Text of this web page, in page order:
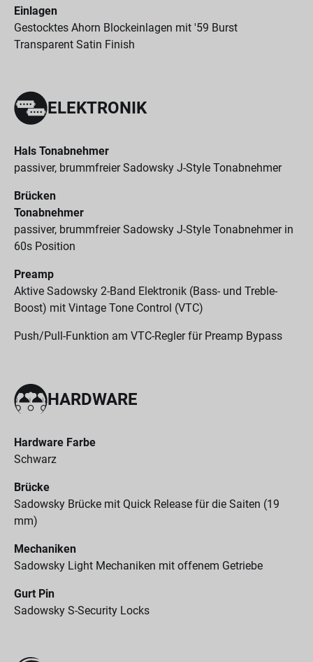
Einlagen
Gestocktes Ahorn Blockeinlagen mit '59 Burst
Transparent Satin Finish
ELEKTRONIK
Hals Tonabnehmer
passiver, brummfreier Sadowsky J-Style Tonabnehmer
Brücken
Tonabnehmer
passiver, brummfreier Sadowsky J-Style Tonabnehmer in
60s Position
Preamp
Aktive Sadowsky 2-Band Elektronik (Bass- und Treble-
Boost) mit Vintage Tone Control (VTC)
Push/Pull-Funktion am VTC-Regler für Preamp Bypass
HARDWARE
Hardware Farbe
Schwarz
Brücke
Sadowsky Brücke mit Quick Release für die Saiten (19
mm)
Mechaniken
Sadowsky Light Mechaniken mit offenem Getriebe
Gurt Pin
Sadowsky S-Security Locks